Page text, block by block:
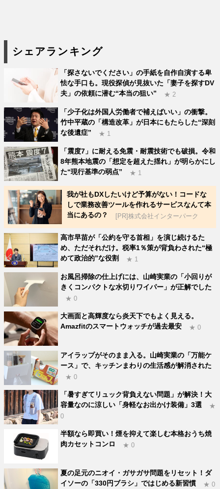
シェアランキング
「探さないでください」の手紙を自作自演する卑
怯な手口も。現役探偵が見抜いた「妻子を探すDV
夫」の依頼に潜む“本当の狙い”
★ 2
「少子化は外国人労働者で補えばいい」の衝撃。
竹中平蔵の「構造改革」が日本にもたらした“深刻
な後遺症”
★ 1
「震度7」に耐える免震・耐震技術でも破損。令和
8年熊本地震の「想定を超えた揺れ」が明らかにし
た“現行基準の弱点”
★ 1
我が社もDXしたいけど予算がない！コードな
しで業務改善ツールを作れるサービスなんて本
当にあるの？
[PR]株式会社インターパーク
高市早苗が「公約を守る首相」を演じ続けるた
め、ただそれだけ。税率1％策が背負わされた“極
めて政治的”な役割
★ 1
お風呂掃除の仕上げには、山崎実業の「小回りが
きくコンパクトな水切りワイパー」が正解でした
★ 0
大画面と高輝度なら炎天下でもよく見える。
Amazfitのスマートウォッチが過去最安
★ 0
アイラップがそのまま入る。山崎実業の「万能ケ
ース」で、キッチンまわりの生活感が解消された
★ 0
「暑すぎてリュック背負えない問題」が解決！大
容量なのに涼しい「身軽なお出かけ装備」3選
★
0
半額なら即買い！煙を抑えて楽しむ本格おうち焼
肉カセットコンロ
★ 0
夏の足元のニオイ・ガサガサ問題をリセット！ダ
イソーの「330円ブラシ」ではじめる新習慣
★ 0